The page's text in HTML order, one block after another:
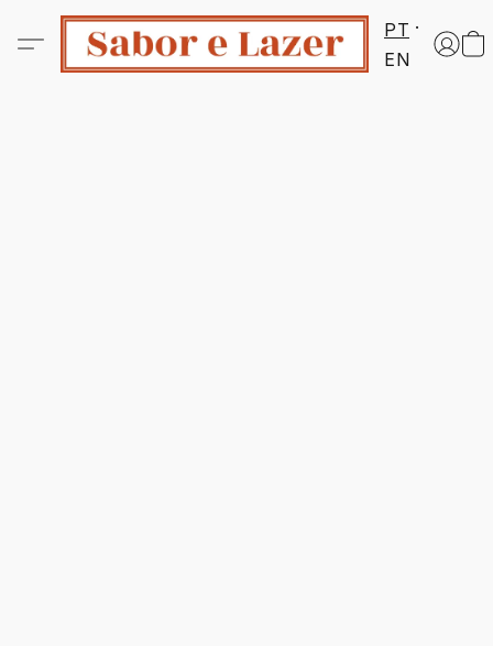
PT
EN